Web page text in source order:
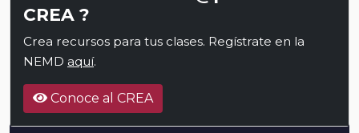
CREA ?
Crea recursos para tus clases. Regístrate en la
NEMD aquí.
Conoce al CREA